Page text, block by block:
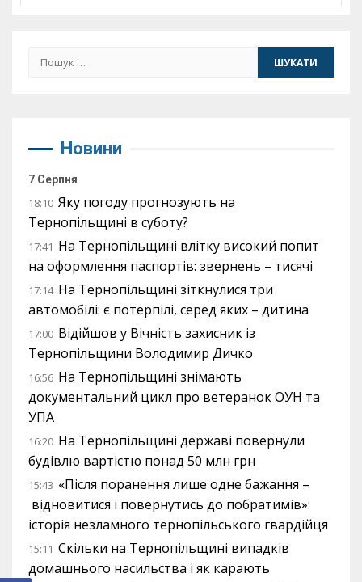
Пошук:
Новини
7 Серпня
18:10 Яку погоду прогнозують на
Тернопільщині в суботу?
17:41 На Тернопільщині влітку високий попит
на оформлення паспортів: звернень – тисячі
17:14 На Тернопільщині зіткнулися три
автомобілі: є потерпілі, серед яких – дитина
17:00 Відійшов у Вічність захисник із
Тернопільщини Володимир Дичко
16:56 На Тернопільщині знімають
документальний цикл про ветеранок ОУН та
УПА
16:20 На Тернопільщині державі повернули
будівлю вартістю понад 50 млн грн
15:43 «Після поранення лише одне бажання –
відновитися і повернутись до побратимів»:
історія незламного тернопільського гвардійця
15:11 Скільки на Тернопільщині випадків
домашнього насильства і як карають